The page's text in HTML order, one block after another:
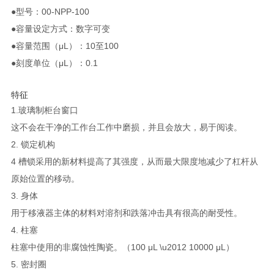
●型号：00-NPP-100
●容量设定方式：数字可变
●容量范围（μL）：10至100
●刻度单位（μL）：0.1
特征
1.玻璃制柜台窗口
这不会在干净的工作台工作中磨损，并且会放大，易于阅读。
2. 锁定机构
4 槽锁采用的新材料提高了其强度，从而最大限度地减少了杠杆从
原始位置的移动。
3. 身体
用于移液器主体的材料对溶剂和跌落冲击具有很高的耐受性。
4. 柱塞
柱塞中使用的非腐蚀性陶瓷。（100 μL \u2012 10000 μL）
5. 密封圈